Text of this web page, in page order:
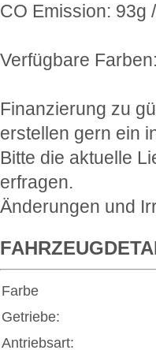
CO Emission: 93g
Verfügbare
Finanzierung zu
erstellen gern ein
Bitte die aktuelle
erfragen.
Änderungen und
Farbe
Getriebe:
Antriebsart: